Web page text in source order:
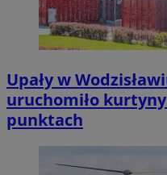
Upały w
uruchomiło
punktach